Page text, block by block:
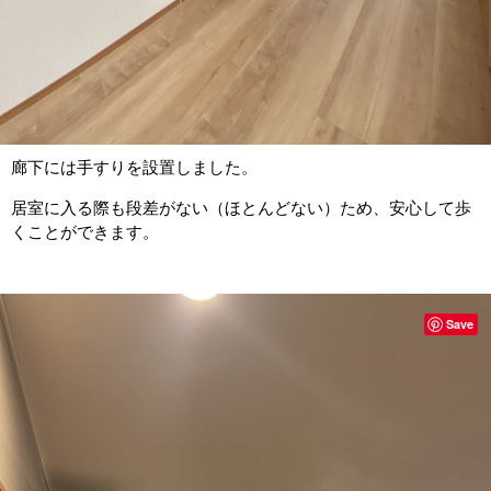
廊下には手すりを設置しました。
居室に入る際も段差がない（ほとんどない）ため、安心して歩
くことができます。
Save